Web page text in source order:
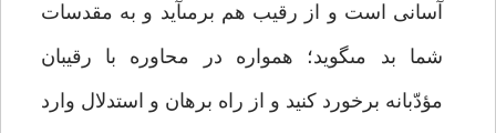
آسانى است و از رقيب هم برمى‏آيد و به مقدسات
شما بد مى‏گويد؛ همواره در محاوره با رقيبان
مؤدّبانه برخورد كنيد و از راه برهان و استدلال وارد